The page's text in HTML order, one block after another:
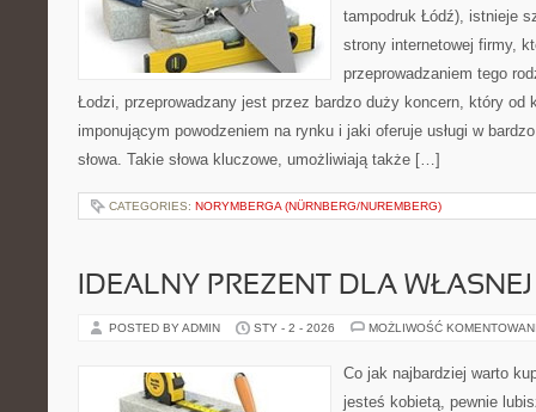
tampodruk Łódź), istnieje
strony internetowej firmy,
przeprowadzaniem tego
Łodzi, przeprowadzany jest przez bardzo duży koncern, który od
imponującym powodzeniem na rynku i jaki oferuje usługi w
słowa. Takie słowa kluczowe, umożliwiają także […]
CATEGORIES: NORYMBERGA (NÜRNBERG/NUREMBERG)
IDEALNY PREZENT DLA
POSTED BY ADMIN STY - 2 - 2026 MOŻLIWOŚĆ
Co jak najbardziej warto
jesteś kobietą, pewnie